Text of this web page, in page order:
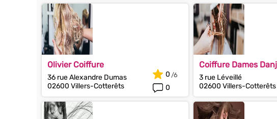
Olivier Coiffure
36 rue Alexandre Dumas
02600 Villers-Cotterêts
0
0
Coiffure Dames
3 rue Léveillé
02600 Villers-Cotterêts